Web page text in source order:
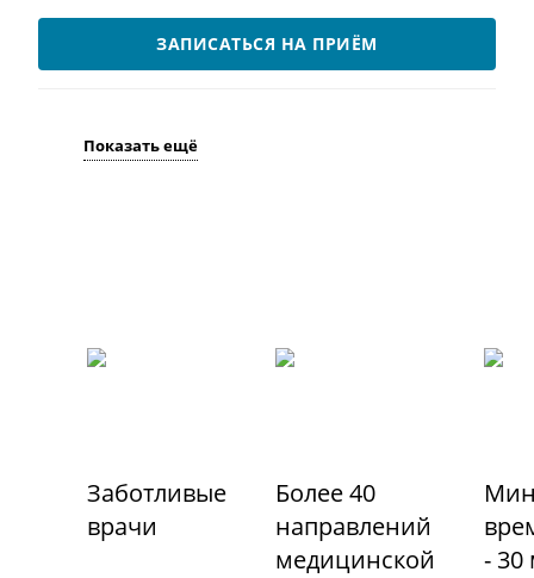
ЗАПИСАТЬСЯ НА ПРИЁМ
Показать ещё
Заботливые
врачи
Более 40
направлений
медицинской
- 30